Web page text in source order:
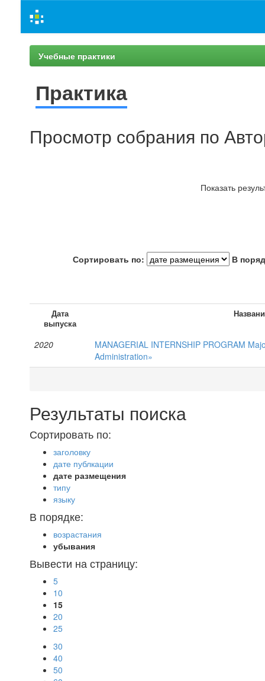
navigation
Учебные практики
Практика
Просмотр собрания по
Показать
Сортировать по: В
Дата
выпуска
2020
MANAGERIAL INTERNSHIP PROGRAM
Administration»
Результаты поиска
Сортировать по:
заголовку
дате публкации
дате размещения
типу
языку
В порядке:
возрастания
убывания
Вывести на страницу:
5
10
15
20
25
30
40
50